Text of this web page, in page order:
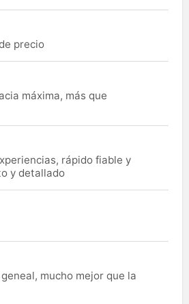
precio
máxima, más que
rápido fiable y
y detallado
mucho mejor que la